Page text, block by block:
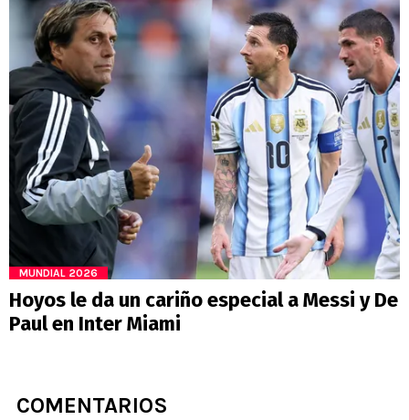
MUNDIAL 2026
Hoyos le da un cariño especial a Messi y De
Paul en Inter Miami
COMENTARIOS